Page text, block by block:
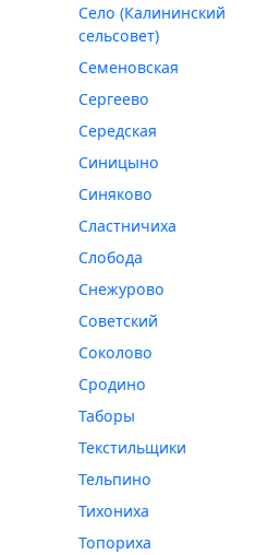
Село (Калининский
сельсовет)
Семеновская
Сергеево
Середская
Синицыно
Синяково
Сластничиха
Слобода
Снежурово
Советский
Соколово
Сродино
Таборы
Текстильщики
Тельпино
Тихониха
Топориха